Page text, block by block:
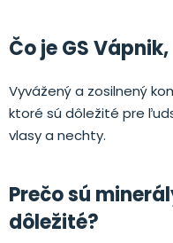
Čo je GS
Vyvážený a zosilnený
ktoré sú dôležité pre
vlasy a nechty.
Prečo sú
dôležité?